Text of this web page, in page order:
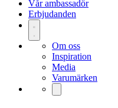
Vår ambassadör
Erbjudanden
Om oss
Inspiration
Media
Varumärken